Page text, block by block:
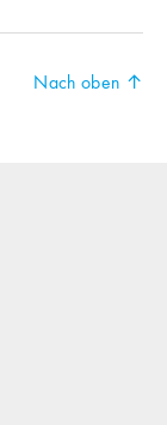
Nach oben ↑